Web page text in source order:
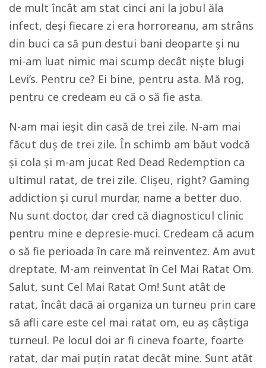
de mult încât am stat cinci ani la jobul ăla
infect, deși fiecare zi era horroreanu, am strâns
din buci ca să pun destui bani deoparte și nu
mi-am luat nimic mai scump decât niște blugi
Levi’s. Pentru ce? Ei bine, pentru asta. Mă rog,
pentru ce credeam eu că o să fie asta.
N-am mai ieșit din casă de trei zile. N-am mai
făcut duș de trei zile. În schimb am băut vodcă
și cola și m-am jucat Red Dead Redemption ca
ultimul ratat, de trei zile. Clișeu, right? Gaming
addiction și curul murdar, name a better duo.
Nu sunt doctor, dar cred că diagnosticul clinic
pentru mine e depresie-muci. Credeam că acum
o să fie perioada în care mă reinventez. Am avut
dreptate. M-am reinventat în Cel Mai Ratat Om.
Salut, sunt Cel Mai Ratat Om! Sunt atât de
ratat, încât dacă ai organiza un turneu prin care
să afli care este cel mai ratat om, eu aș câștiga
turneul. Pe locul doi ar fi cineva foarte, foarte
ratat, dar mai puțin ratat decât mine. Sunt atât